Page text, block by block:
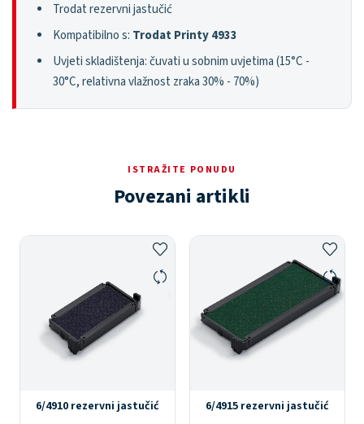
Trodat rezervni jastučić
Kompatibilno s: Trodat Printy 4933
Uvjeti skladištenja: čuvati u sobnim uvjetima (15°C -
30°C, relativna vlažnost zraka 30% - 70%)
ISTRAŽITE PONUDU
Povezani artikli
6/4910 rezervni jastučić 6/4915 rezervni jastučić